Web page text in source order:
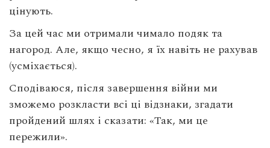
цінують.
За цей час ми отримали чимало подяк та
нагород. Але, якщо чесно, я їх навіть не рахував
(усміхається).
Сподіваюся, після завершення війни ми
зможемо розкласти всі ці відзнаки, згадати
пройдений шлях і сказати: «Так, ми це
пережили».